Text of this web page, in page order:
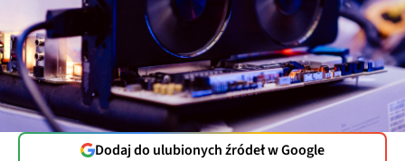
Dodaj do ulubionych źródeł w Google